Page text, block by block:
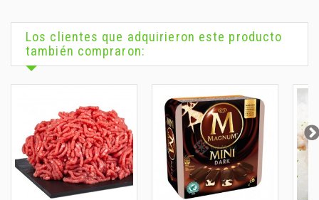
Los clientes que adquirieron este producto
también compraron: